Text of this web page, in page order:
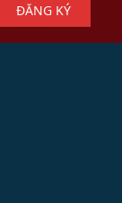
ĐĂNG KÝ